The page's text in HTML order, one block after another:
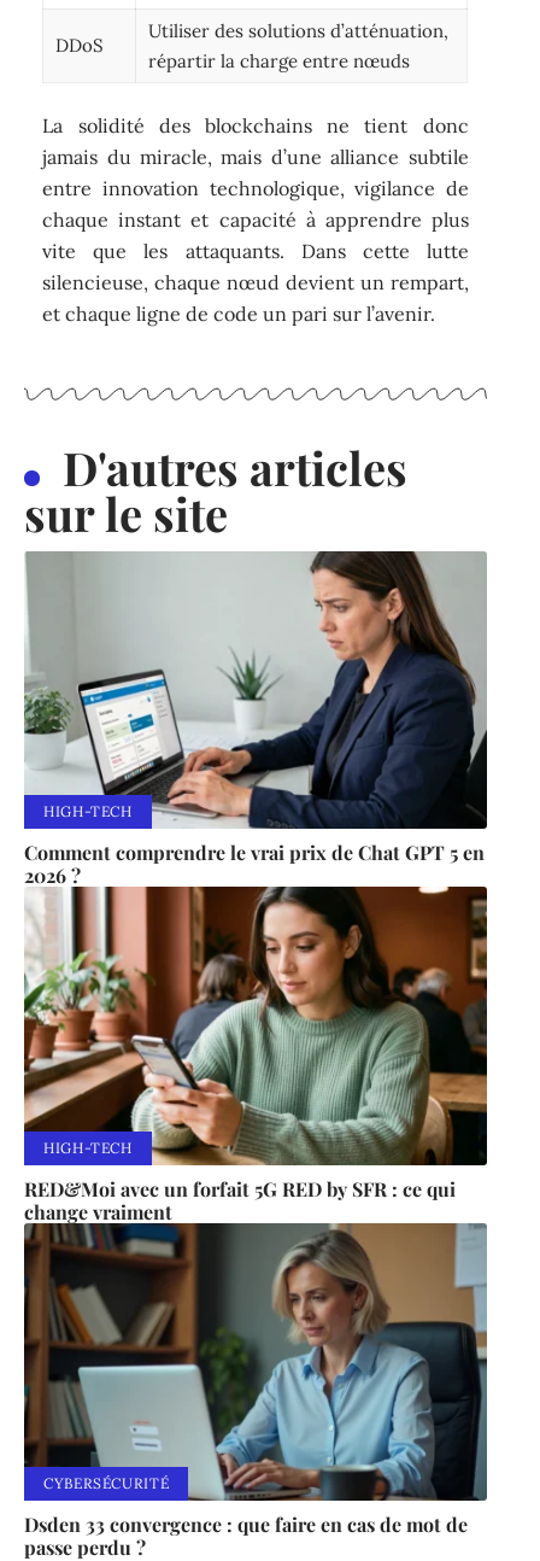
DDoS
Utiliser des solutions d’atténuation,
répartir la charge entre nœuds
La solidité des blockchains ne tient donc
jamais du miracle, mais d’une alliance subtile
entre innovation technologique, vigilance de
chaque instant et capacité à apprendre plus
vite que les attaquants. Dans cette lutte
silencieuse, chaque nœud devient un rempart,
et chaque ligne de code un pari sur l’avenir.
D'autres articles
sur le site
HIGH-TECH
Comment comprendre le vrai prix de Chat GPT 5 en
2026 ?
HIGH-TECH
RED&Moi avec un forfait 5G RED by SFR : ce qui
change vraiment
CYBERSÉCURITÉ
Dsden 33 convergence : que faire en cas de mot de
passe perdu ?